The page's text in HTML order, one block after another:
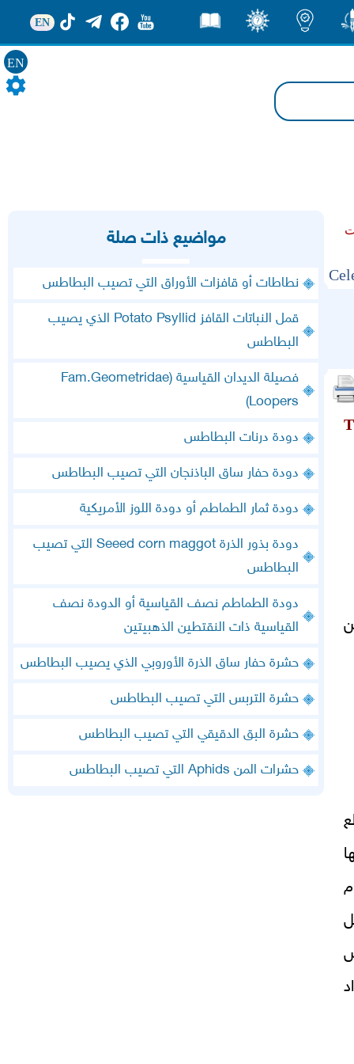
EN
EN
مواضيع ذات صلة
نطاطات أو قافزات الأوراق التي تصيب البطاطس
قمل النباتات القافز Potato Psyllid الذي يصيب
البطاطس
فصيلة الديدان القياسية (Fam.Geometridae
(Loopers
دودة درنات البطاطس
دودة حفار ساق الباذنجان التي تصيب البطاطس
دودة ثمار الطماطم أو دودة اللوز الأمريكية
دودة بذور الذرة Seeed corn maggot التي تصيب
البطاطس
دودة الطماطم نصف القياسية أو الدودة نصف
القياسية ذات النقتطين الذهبيتين
حشرة حفار ساق الذرة الأوروبي الذي يصيب البطاطس
حشرة التربس التي تصيب البطاطس
حشرة البق الدقيقي التي تصيب البطاطس
حشرات المن Aphids التي تصيب البطاطس